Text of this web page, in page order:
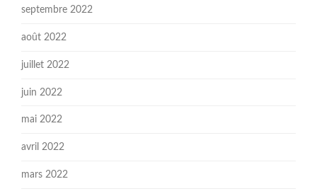
septembre 2022
août 2022
juillet 2022
juin 2022
mai 2022
avril 2022
mars 2022